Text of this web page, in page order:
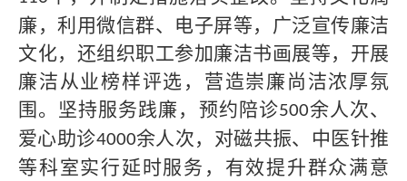
廉，利用微信群、电子屏等，广泛宣传廉洁
文化，还组织职工参加廉洁书画展等，开展
廉洁从业榜样评选，营造崇廉尚洁浓厚氛
围。坚持服务践廉，预约陪诊500余人次、
爱心助诊4000余人次，对磁共振、中医针推
等科室实行延时服务，有效提升群众满意